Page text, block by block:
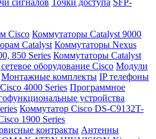
сигналов Точки доступа SFP-
Cisco Коммутаторы Catalyst 9000
Catalyst Коммутаторы Nexus
850 Series Коммутаторы Catalyst
оборудование Cisco Модули
Монтажные комплекты IP телефоны
4000 Series Программное
устройства
Коммутатор Cisco DS-C9132T-
1900 Series
контракты Антенны